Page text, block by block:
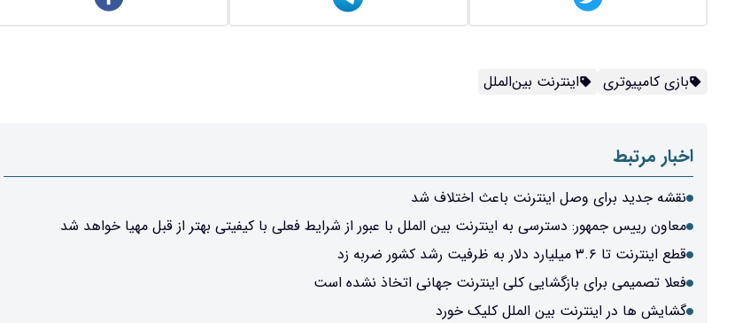
بازی کامپیوتری اینترنت بین‌الملل
اخبار مرتبط
نقشه جدید برای وصل اینترنت باعث اختلاف شد
معاون رییس جمهور: دسترسی به اینترنت بین الملل با عبور از شرایط فعلی با کیفیتی بهتر از قبل مهیا خواهد شد
قطع اینترنت تا ۳.۶ میلیارد دلار به ظرفیت رشد کشور ضربه زد
فعلا تصمیمی برای بازگشایی کلی اینترنت جهانی اتخاذ نشده است
گشایش ها در اینترنت بین الملل کلیک خورد